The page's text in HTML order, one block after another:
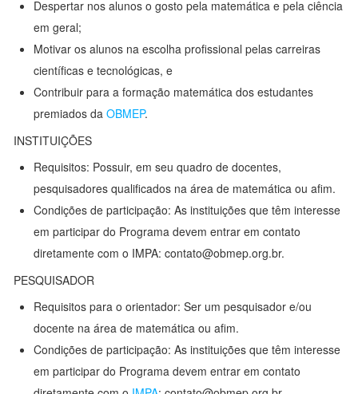
Despertar nos alunos o gosto pela matemática e pela ciência
em geral;
Motivar os alunos na escolha profissional pelas carreiras
científicas e tecnológicas, e
Contribuir para a formação matemática dos estudantes
premiados da OBMEP.
INSTITUIÇÕES
Requisitos: Possuir, em seu quadro de docentes,
pesquisadores qualificados na área de matemática ou afim.
Condições de participação: As instituições que têm interesse
em participar do Programa devem entrar em contato
diretamente com o IMPA: contato@obmep.org.br.
PESQUISADOR
Requisitos para o orientador: Ser um pesquisador e/ou
docente na área de matemática ou afim.
Condições de participação: As instituições que têm interesse
em participar do Programa devem entrar em contato